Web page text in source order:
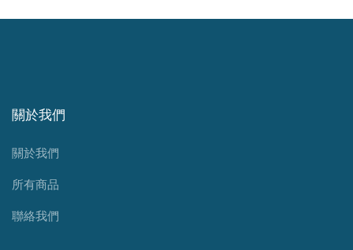
關於我們
關於我們
所有商品
聯絡我們